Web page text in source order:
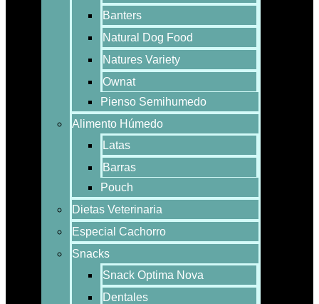
Banters
Natural Dog Food
Natures Variety
Ownat
Pienso Semihumedo
Alimento Húmedo
Latas
Barras
Pouch
Dietas Veterinaria
Especial Cachorro
Snacks
Snack Optima Nova
Dentales